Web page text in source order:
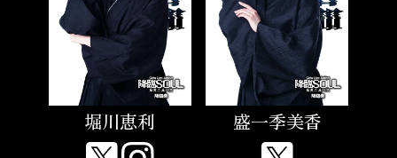
堀川恵利 盛一季美香